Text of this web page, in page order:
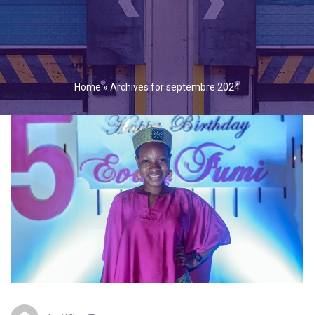
Home» Archives for septembre 2024